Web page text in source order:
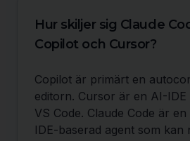
Hur skiljer sig Claude
Copilot och Cursor?
Copilot är primärt en
editorn. Cursor är en AI-IDE
VS Code. Claude Code är
IDE-baserad agent som kan